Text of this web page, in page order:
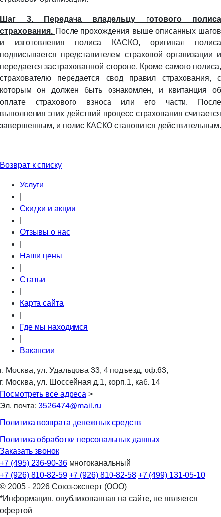
Шаг 3. Передача владельцу готового полиса
страхования. После прохождения выше описанных шагов
и изготовления полиса КАСКО, оригинал полиса
подписывается представителем страховой организации и
передается застрахованной стороне. Кроме самого полиса,
страхователю передается свод правил страхования, с
которым он должен быть ознакомлен, и квитанция об
оплате страхового взноса или его части. После
выполнения этих действий процесс страхования считается
завершенным, и полис КАСКО становится действительным.
Возврат к списку
Услуги
Скидки и акции
Отзывы о нас
Наши цены
Статьи
Карта сайта
Где мы находимся
Вакансии
г. Москва, ул. Удальцова 33, 4 подъезд, оф.63;
г. Москва, ул. Шоссейная д.1, корп.1, каб. 14
Посмотреть все адреса >
Эл. почта: 3526474@mail.ru
Политика возврата денежных средств
Политика обработки персональных данных
Заказать звонок
+7 (495) 236-90-36 многоканальный
+7 (926) 810-82-59 +7 (926) 810-82-58 +7 (499) 131-05-10
© 2005 - 2026 Союз-эксперт (ООО)
*Информация, опубликованная на сайте, не является
офертой